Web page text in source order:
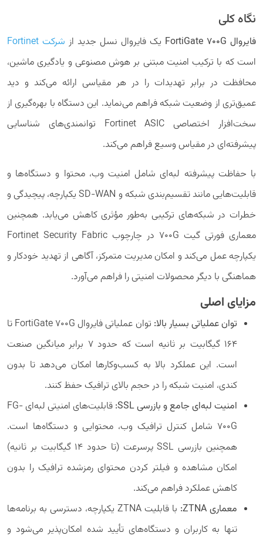
نگاه کلی
فایروال FortiGate 700G یک فایروال نسل جدید از شرکت Fortinet
است که با ترکیب امنیت مبتنی بر هوش مصنوعی و یادگیری ماشین،
محافظت در برابر تهدیدات را در هر مقیاسی ارائه می‌کند و دید
عمیق‌تری از وضعیت شبکه فراهم می‌نماید. این دستگاه با بهره‌گیری از
سخت‌افزار اختصاصی Fortinet ASIC توانمندی‌های شناسایی
پیشرفته‌ای در مقیاس وسیع فراهم می‌کند.
با حفاظت پیشرفته لبه‌ای شامل امنیت وب، محتوا و دستگاه‌ها و
قابلیت‌هایی مانند تقسیم‌بندی شبکه و SD-WAN یکپارچه، پیچیدگی و
خطرات در شبکه‌های ترکیبی به‌طور مؤثری کاهش می‌یابد. همچنین
معماری فورتی گیت 700G در چارچوب Fortinet Security Fabric
یکپارچه عمل می‌کند و امکان مدیریت متمرکز، آگاهی از تهدید خودکار و
هماهنگی با دیگر محصولات امنیتی را فراهم می‌آورد.
مزایای اصلی
توان عملیاتی بسیار بالا:
توان عملیاتی فایروال FortiGate 700G تا
۱۶۴ گیگابیت بر ثانیه است که حدود ۷ برابر میانگین صنعت
است. این عملکرد بالا به کسب‌وکارها امکان می‌دهد تا بدون
کندی، امنیت شبکه را در حجم بالای ترافیک حفظ کنند.
امنیت لبه‌ای جامع و بازرسیSSL
:
قابلیت‌های امنیتی لبه‌ای FG-
700G شامل کنترل ترافیک وب، محتوایی و دستگاه‌ها است.
همچنین بازرسی SSL پرسرعت (تا حدود ۱۴ گیگابیت بر ثانیه)
امکان مشاهده و فیلتر کردن محتوای رمزشده ترافیک را بدون
کاهش عملکرد فراهم می‌کند.
معماری ZTNA
:
با قابلیت ZTNA یکپارچه، دسترسی به برنامه‌ها
تنها به کاربران و دستگاه‌های تأیید شده امکان‌پذیر می‌شود و